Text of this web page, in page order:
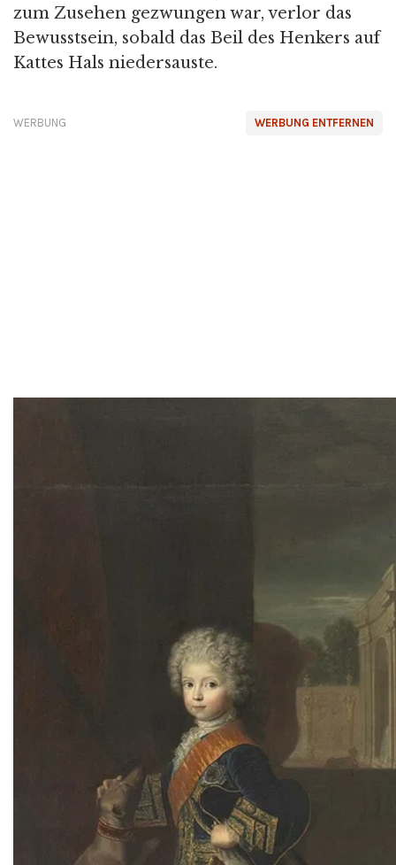
zum Zusehen gezwungen war, verlor das
Bewusstsein, sobald das Beil des Henkers auf
Kattes Hals niedersauste.
WERBUNG ENTFERNEN
WERBUNG